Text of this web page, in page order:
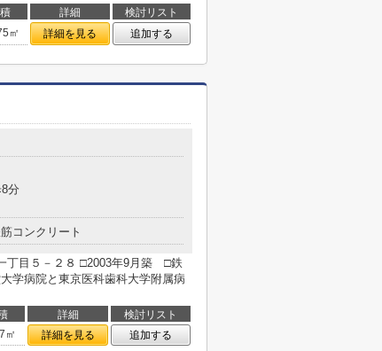
詳細
検討リスト
㎡ 詳細を見る 追加する
分
コンクリート
丁目５－２８ □2003年9月築 □鉄
学病院と東京医科歯科大学附属病
詳細
検討リスト
㎡ 詳細を見る 追加する